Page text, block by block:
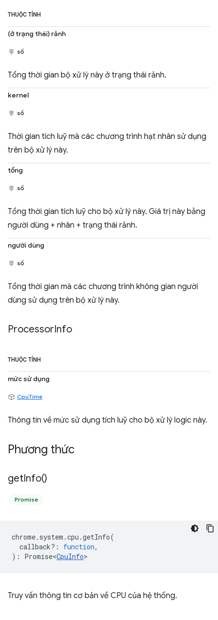
THUỘC TÍNH
(ở trạng thái) rảnh
số
Tổng thời gian bộ xử lý này ở trạng thái rảnh.
kernel
số
Thời gian tích luỹ mà các chương trình hạt nhân sử dụng
trên bộ xử lý này.
tổng
số
Tổng thời gian tích luỹ cho bộ xử lý này. Giá trị này bằng
người dùng + nhân + trạng thái rảnh.
người dùng
số
Tổng thời gian mà các chương trình không gian người
dùng sử dụng trên bộ xử lý này.
ProcessorInfo
THUỘC TÍNH
mức sử dụng
CpuTime
Thông tin về mức sử dụng tích luỹ cho bộ xử lý logic này.
Phương thức
getInfo()
Promise
chrome. system .cpu .getInfo(
callback? : function,
) : Promise<CpuInfo>
Truy vấn thông tin cơ bản về CPU của hệ thống.